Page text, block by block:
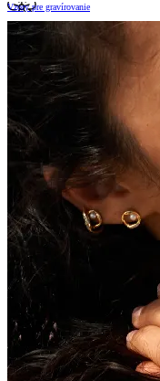
Vzory pre gravírovanie